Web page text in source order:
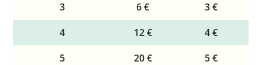
3
6 €
3 €
4
12 €
4 €
5
20 €
5 €